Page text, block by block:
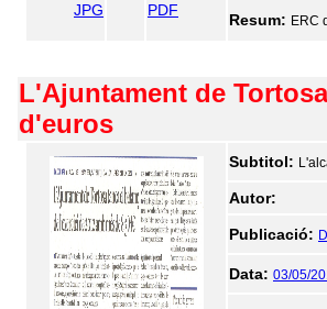
JPG PDF
Resum: ERC
L'Ajuntament de
d'euros
Subtitol:
Autor:
Publicació:
Data: 03/05/